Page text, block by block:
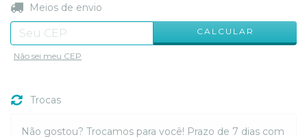
Entregas para o CEP:
Meios de envio
CALCULAR
Não sei meu CEP
Trocas
Não gostou? Trocamos para você! Prazo de 7 dias com